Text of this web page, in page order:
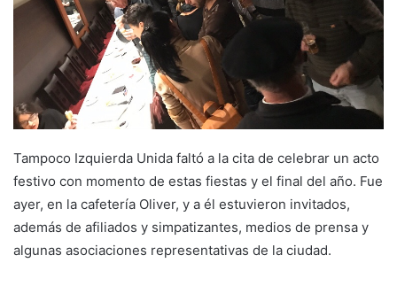
l
Tampoco Izquierda Unida faltó a la cita de celebrar un acto
festivo con momento de estas fiestas y el final del año. Fue
ayer, en la cafetería Oliver, y a él estuvieron invitados,
además de afiliados y simpatizantes, medios de prensa y
algunas asociaciones representativas de la ciudad.